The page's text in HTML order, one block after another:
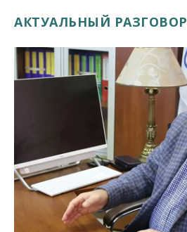
АКТУАЛЬНЫЙ РАЗГОВОР